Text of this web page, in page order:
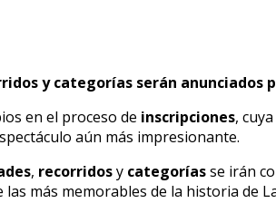
y categorías serán anunciados
en el proceso de inscripciones,
aún más impresionante.
, recorridosy categoríasse irán
más memorables de la historia de